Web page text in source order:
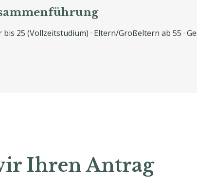
bis 25 (Vollzeitstudium) · Eltern/Großeltern ab 55 ·
Ihren Antrag